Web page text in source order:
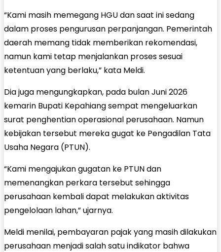
“Kami masih memegang HGU dan saat ini sedang
dalam proses pengurusan perpanjangan. Pemerintah
daerah memang tidak memberikan rekomendasi,
namun kami tetap menjalankan proses sesuai
ketentuan yang berlaku,” kata Meldi.
Dia juga mengungkapkan, pada bulan Juni 2026
kemarin Bupati Kepahiang sempat mengeluarkan
surat penghentian operasional perusahaan. Namun
kebijakan tersebut mereka gugat ke Pengadilan Tata
Usaha Negara (PTUN).
“Kami mengajukan gugatan ke PTUN dan
memenangkan perkara tersebut sehingga
perusahaan kembali dapat melakukan aktivitas
pengelolaan lahan,” ujarnya.
Meldi menilai, pembayaran pajak yang masih dilakukan
perusahaan menjadi salah satu indikator bahwa